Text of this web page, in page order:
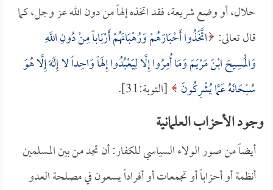
حلال، أو وضع شريعة، فقد اتخذه إلهاً من دون الله عز وجل، كما
قال تعالى: اتَّخَذُوا أَحْبَارَهُمْ وَرُهْبَانَهُمْ أَرْبَاباً مِنْ دُونِ اللَّهِ
وَالْمَسِيحَ ابْنَ مَرْيَمَ وَمَا أُمِرُوا إِلَّا لِيَعْبُدُوا إِلَهاً وَاحِداً لا إِلَهَ إِلَّا هُوَ
سُبْحَانَهُ عَمَّا يُشْرِكُونَ
[التوبة:31].
وجود الأحزاب العلمانية
أيضاً من صور الولاء السياسي للكفار: أن تجد من بين المسلمين
أنظمة أو أحزاباً أو تجمعات أو أفراداً يسعون في مصلحة العدو